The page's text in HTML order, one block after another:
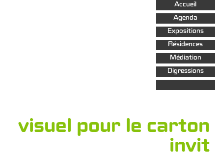
Aller au
contenu
principal
Accueil
Agenda
Expositions
Résidences
Médiation
Digressions
visuel pour le carton
invit